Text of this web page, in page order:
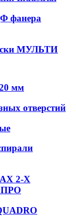
фанера
МУЛЬТИ
мм
отверстий
2-Х